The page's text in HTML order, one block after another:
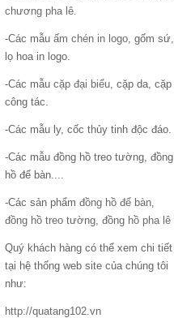
chương pha lê.
-Các mẫu ấm chén in logo, gốm sứ,
lọ hoa in logo.
-Các mẫu cặp đại biểu, cặp da, cặp
công tác.
-Các mẫu ly, cốc thủy tinh độc đáo.
-Các mẫu đồng hồ treo tường, đồng
hồ để bàn....
-Các sản phẩm đồng hồ để bàn,
đồng hồ treo tường, đồng hồ pha lê
Quý khách hàng có thể xem chi tiết
tại hệ thống web site của chúng tôi
như:
http://quatang102.vn